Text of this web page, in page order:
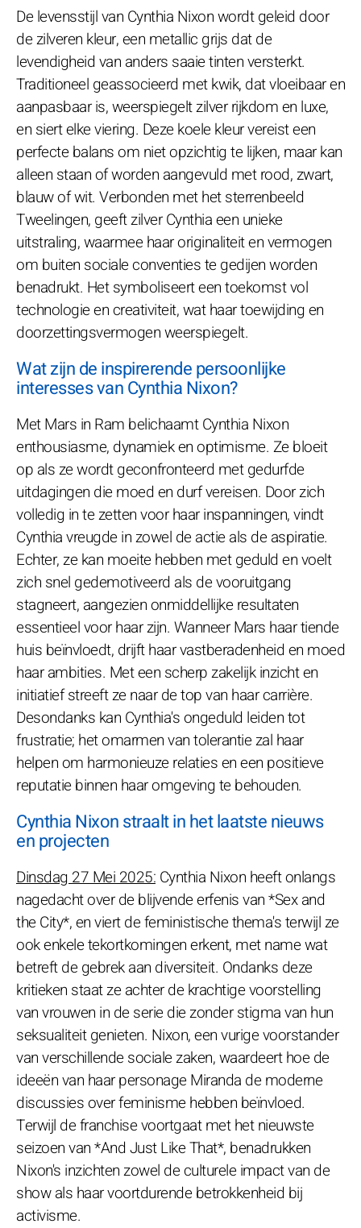
De levensstijl van Cynthia Nixon wordt geleid door
de zilveren kleur, een metallic grijs dat de
levendigheid van anders saaie tinten versterkt.
Traditioneel geassocieerd met kwik, dat vloeibaar en
aanpasbaar is, weerspiegelt zilver rijkdom en luxe,
en siert elke viering. Deze koele kleur vereist een
perfecte balans om niet opzichtig te lijken, maar kan
alleen staan of worden aangevuld met rood, zwart,
blauw of wit. Verbonden met het sterrenbeeld
Tweelingen, geeft zilver Cynthia een unieke
uitstraling, waarmee haar originaliteit en vermogen
om buiten sociale conventies te gedijen worden
benadrukt. Het symboliseert een toekomst vol
technologie en creativiteit, wat haar toewijding en
doorzettingsvermogen weerspiegelt.
Wat zijn de inspirerende persoonlijke
interesses van Cynthia Nixon?
Met Mars in Ram belichaamt Cynthia Nixon
enthousiasme, dynamiek en optimisme. Ze bloeit
op als ze wordt geconfronteerd met gedurfde
uitdagingen die moed en durf vereisen. Door zich
volledig in te zetten voor haar inspanningen, vindt
Cynthia vreugde in zowel de actie als de aspiratie.
Echter, ze kan moeite hebben met geduld en voelt
zich snel gedemotiveerd als de vooruitgang
stagneert, aangezien onmiddellijke resultaten
essentieel voor haar zijn. Wanneer Mars haar tiende
huis beïnvloedt, drijft haar vastberadenheid en moed
haar ambities. Met een scherp zakelijk inzicht en
initiatief streeft ze naar de top van haar carrière.
Desondanks kan Cynthia's ongeduld leiden tot
frustratie; het omarmen van tolerantie zal haar
helpen om harmonieuze relaties en een positieve
reputatie binnen haar omgeving te behouden.
Cynthia Nixon straalt in het laatste nieuws
en projecten
Dinsdag 27 Mei 2025: Cynthia Nixon heeft onlangs
nagedacht over de blijvende erfenis van *Sex and
the City*, en viert de feministische thema's terwijl ze
ook enkele tekortkomingen erkent, met name wat
betreft de gebrek aan diversiteit. Ondanks deze
kritieken staat ze achter de krachtige voorstelling
van vrouwen in de serie die zonder stigma van hun
seksualiteit genieten. Nixon, een vurige voorstander
van verschillende sociale zaken, waardeert hoe de
ideeën van haar personage Miranda de moderne
discussies over feminisme hebben beïnvloed.
Terwijl de franchise voortgaat met het nieuwste
seizoen van *And Just Like That*, benadrukken
Nixon's inzichten zowel de culturele impact van de
show als haar voortdurende betrokkenheid bij
activisme.